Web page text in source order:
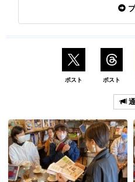
プ
ポスト ポスト